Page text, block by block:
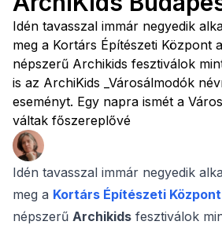
Idén tavasszal immár negyedik
meg a Kortárs Építészeti Központ
népszerű Archikids fesztiválok
is az ArchiKids _Városálmodók
eseményt. Egy napra ismét a
váltak főszereplővé
Idén tavasszal immár negyedik
meg a Kortárs Építészeti Központ
népszerű Archikids fesztiválok